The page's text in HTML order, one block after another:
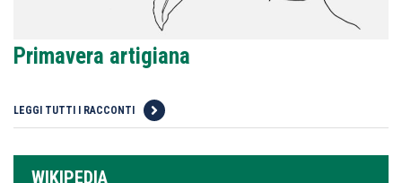
Primavera artigiana
LEGGI TUTTI I RACCONTI
WIKIPEDIA